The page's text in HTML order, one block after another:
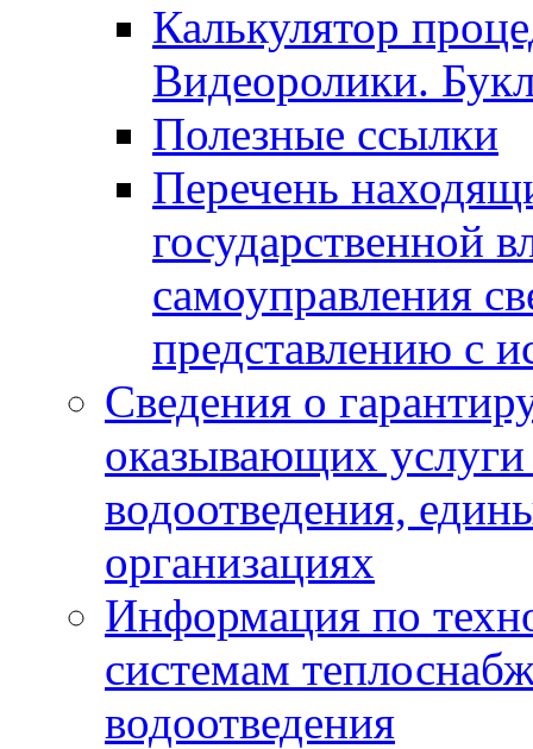
Калькулятор
Видеоролики.
Полезные ссылки
Перечень
государственной
самоуправления
представлению с
Сведения о
оказывающих
водоотведения,
организациях
Информация по
системам
водоотведения